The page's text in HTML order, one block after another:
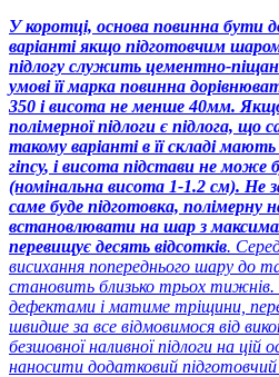
У коротці, основа повинна бути
варіанті якщо підготовчим
підлогу служить цементно-
умові її марка повинна
350 і висота не менше 40мм.
полімерної підлоги є підлога, що
такому варіанті в її складімають
гіпсу, і висота підстави не
(номінальна висота 1-1.2 см). Не
саме буде підготовка, полімерну
встановлювати на шар з
перевищує десять відсотків.
висихання попереднього шару до
становить близько трьох тижнів.
дефектами і матиме тріщини,
швидше за все відмовимося від
безшовної наливної підлоги на цій
наносити додатковий